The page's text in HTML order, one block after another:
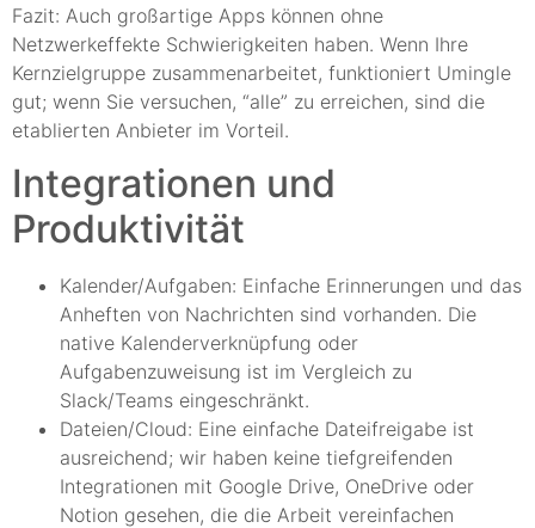
Fazit: Auch großartige Apps können ohne
Netzwerkeffekte Schwierigkeiten haben. Wenn Ihre
Kernzielgruppe zusammenarbeitet, funktioniert Umingle
gut; wenn Sie versuchen, “alle” zu erreichen, sind die
etablierten Anbieter im Vorteil.
Integrationen und
Produktivität
Kalender/Aufgaben: Einfache Erinnerungen und das
Anheften von Nachrichten sind vorhanden. Die
native Kalenderverknüpfung oder
Aufgabenzuweisung ist im Vergleich zu
Slack/Teams eingeschränkt.
Dateien/Cloud: Eine einfache Dateifreigabe ist
ausreichend; wir haben keine tiefgreifenden
Integrationen mit Google Drive, OneDrive oder
Notion gesehen, die die Arbeit vereinfachen